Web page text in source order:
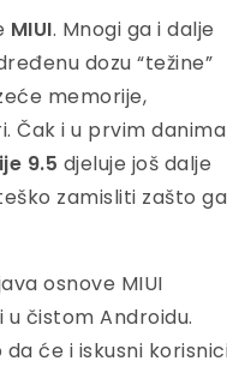
MIUI. Mnogi ga i dalje
dozu “težine”
memorije,
Čak i u prvim danima
9.5 djeluje još dalje
zamisliti zašto ga
osnove MIUI
čistom Androidu.
će i iskusni